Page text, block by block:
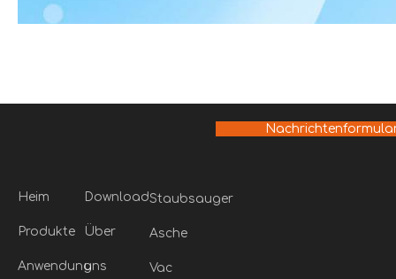
Heim
Produkte
Anwendung
Download
Über
uns
Staubsauger
Asche
Vac